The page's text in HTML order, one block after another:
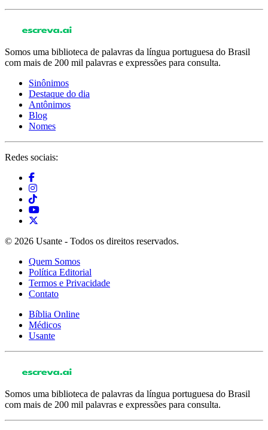
Somos uma biblioteca de palavras da língua portuguesa do Brasil
com mais de 200 mil palavras e expressões para consulta.
Sinônimos
Destaque do dia
Antônimos
Blog
Nomes
Redes sociais:
© 2026 Usante - Todos os direitos reservados.
Quem Somos
Política Editorial
Termos e Privacidade
Contato
Bíblia Online
Médicos
Usante
Somos uma biblioteca de palavras da língua portuguesa do Brasil
com mais de 200 mil palavras e expressões para consulta.